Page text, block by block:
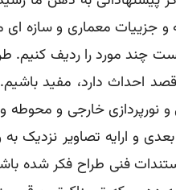
معماری و سازه ای
چند مورد را ردیف کنیم.
احداث دارد، مفید
نورپردازی خارجی و
و ارایه تصاویر نزدیک
فنی طراح فکر شده